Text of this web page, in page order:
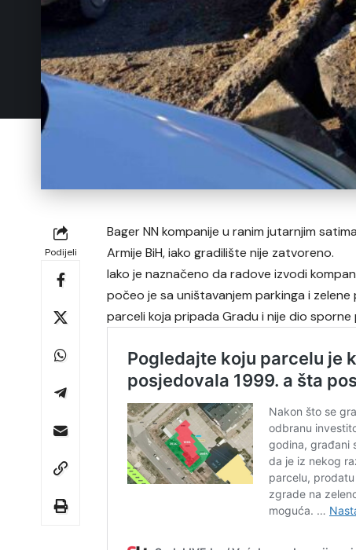
Podijeli
Bager NN kompanije u ranim jutarnjim
Armije BiH, iako gradilište nije zatvoreno.
Iako je naznačeno da radove izvodi
počeo je sa uništavanjem parkinga i
parceli koja pripada Gradu i nije dio